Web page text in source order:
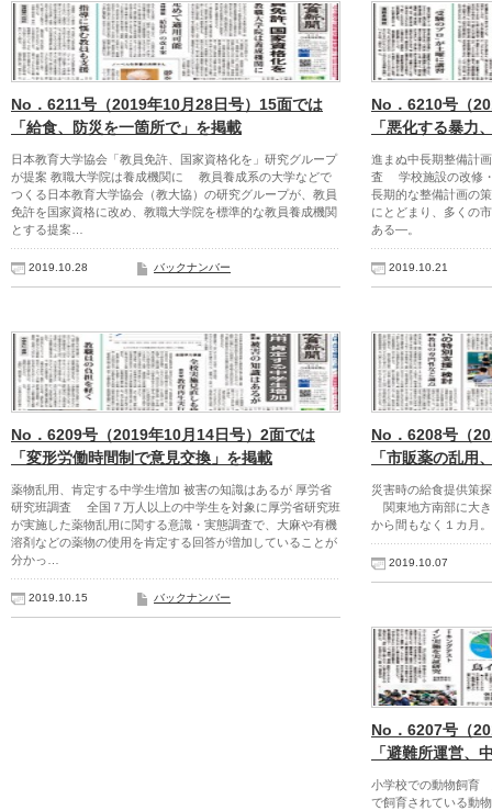
No．6211号（2019年10月28日号）15面では
「給食、防災を一箇所で」を掲載
日本教育大学協会「教員免許、国家資格化を」研究グループ
が提案 教職大学院は養成機関に 教員養成系の大学などで
つくる日本教育大学協会（教大協）の研究グループが、教員
免許を国家資格に改め、教職大学院を標準的な教員養成機関
とする提案…
2019.10.28 バックナンバー
No．6210号（
「悪化する暴力
進まぬ中長期整備計
査 学校施設の改修・
長期的な整備計画の
にとどまり、多くの
ある―。
2019.10.21
No．6209号（2019年10月14日号）2面では
「変形労働時間制で意見交換」を掲載
薬物乱用、肯定する中学生増加 被害の知識はあるが 厚労省
研究班調査 全国７万人以上の中学生を対象に厚労省研究班
が実施した薬物乱用に関する意識・実態調査で、大麻や有機
溶剤などの薬物の使用を肯定する回答が増加していることが
分かっ…
2019.10.15 バックナンバー
No．6208号（
「市販薬の乱用
災害時の給食提供策
関東地方南部に大
から間もなく１カ月。
2019.10.07
No．6207号（
「避難所運営、
小学校での動物飼育
で飼育されている動